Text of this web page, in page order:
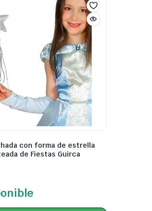
con forma de estrella
de Fiestas Guirca